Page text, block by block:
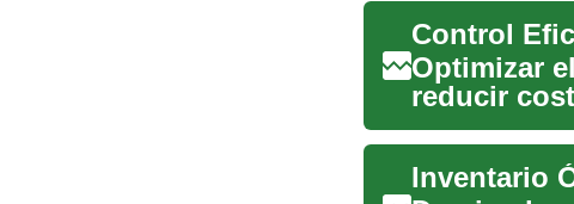
Control
Optimizar
reducir
correcto
Inventario